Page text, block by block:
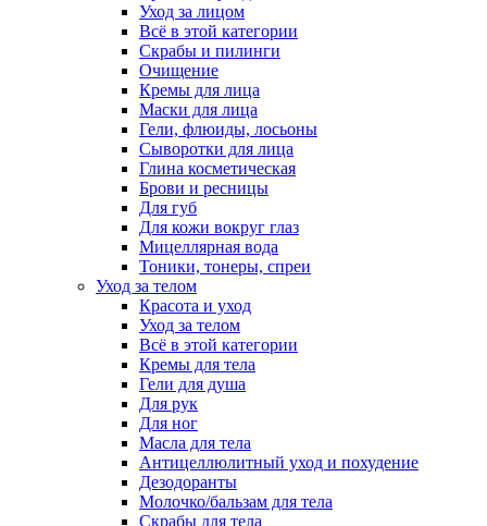
Уход за лицом
Всё в этой категории
Скрабы и пилинги
Очищение
Кремы для лица
Маски для лица
Гели, флюиды, лосьоны
Сыворотки для лица
Глина косметическая
Брови и ресницы
Для губ
Для кожи вокруг глаз
Мицеллярная вода
Тоники, тонеры, спреи
Уход за телом
Красота и уход
Уход за телом
Всё в этой категории
Кремы для тела
Гели для душа
Для рук
Для ног
Масла для тела
Антицеллюлитный уход и похудение
Дезодоранты
Молочко/бальзам для тела
Скрабы для тела